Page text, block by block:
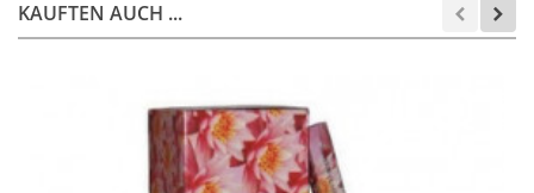
KAUFTEN AUCH ...